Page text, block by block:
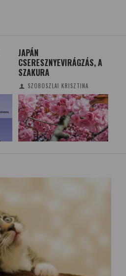
JAPÁN
CSERESZNYEVIRÁGZÁS, A
SZAKURA
SZOBOSZLAI KRISZTINA